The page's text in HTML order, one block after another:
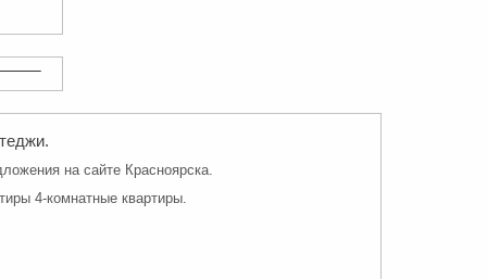
на сайте Красноярска.
4-комнатные квартиры.